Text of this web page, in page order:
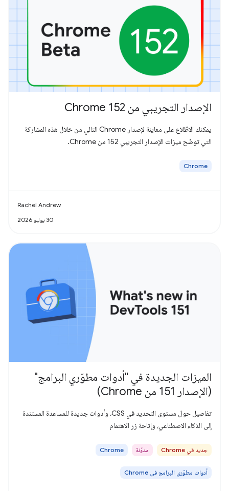
الإصدار التجريبي من Chrome 152
يمكنك الاطّلاع على معاينة لإصدار Chrome التالي من خلال هذه المشاركة
التي توضّح ميزات الإصدار التجريبي 152 من Chrome.
Chrome
Rachel Andrew
30 يوليو 2026
الميزات الجديدة في "أدوات مطوّري البرامج"
(الإصدار 151 من Chrome)
تفاصيل حول مستوى التحديد في CSS، وأدوات جديدة للمساعدة المستندة
إلى الذكاء الاصطناعي، وإتاحة زر الاهتمام
جديد في Chrome مدوّنة Chrome
أدوات مطوّري البرامج في Chrome